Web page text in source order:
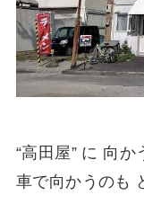
“高田屋” に 向
車で向かうのも